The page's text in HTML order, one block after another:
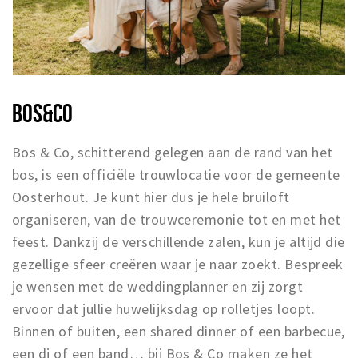
BOS&CO
Bos & Co, schitterend gelegen aan de rand van het
bos, is een officiële trouwlocatie voor de gemeente
Oosterhout. Je kunt hier dus je hele bruiloft
organiseren, van de trouwceremonie tot en met het
feest. Dankzij de verschillende zalen, kun je altijd die
gezellige sfeer creëren waar je naar zoekt. Bespreek
je wensen met de weddingplanner en zij zorgt
ervoor dat jullie huwelijksdag op rolletjes loopt.
Binnen of buiten, een shared dinner of een barbecue,
een dj of een band… bij Bos & Co maken ze het